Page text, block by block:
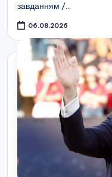
завданням /…
06.08.2026